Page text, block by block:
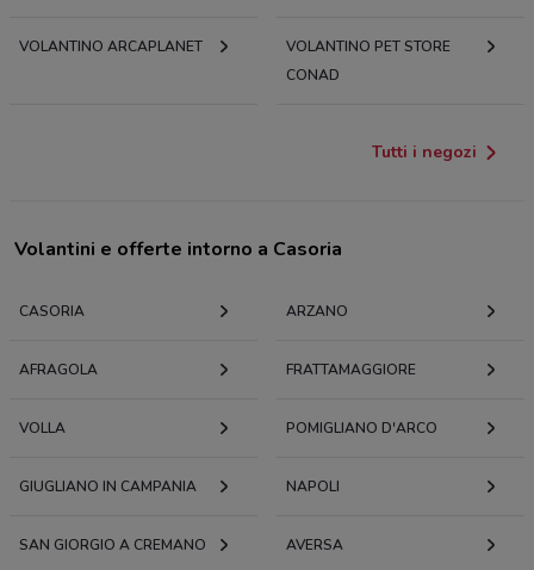
VOLANTINO ARCAPLANET
VOLANTINO PET STORE
CONAD
Tutti i negozi
Volantini e offerte intorno a Casoria
CASORIA ARZANO
AFRAGOLA FRATTAMAGGIORE
VOLLA POMIGLIANO D'ARCO
GIUGLIANO IN CAMPANIA NAPOLI
SAN GIORGIO A CREMANO AVERSA